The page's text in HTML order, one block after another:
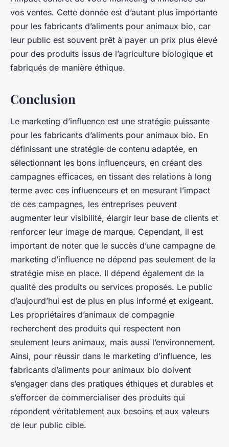
vos ventes. Cette donnée est d’autant plus importante
pour les fabricants d’aliments pour animaux bio, car
leur public est souvent prêt à payer un prix plus élevé
pour des produits issus de l’agriculture biologique et
fabriqués de manière éthique.
Conclusion
Le marketing d’influence est une stratégie puissante
pour les fabricants d’aliments pour animaux bio. En
définissant une stratégie de contenu adaptée, en
sélectionnant les bons influenceurs, en créant des
campagnes efficaces, en tissant des relations à long
terme avec ces influenceurs et en mesurant l’impact
de ces campagnes, les entreprises peuvent
augmenter leur visibilité, élargir leur base de clients et
renforcer leur image de marque. Cependant, il est
important de noter que le succès d’une campagne de
marketing d’influence ne dépend pas seulement de la
stratégie mise en place. Il dépend également de la
qualité des produits ou services proposés. Le public
d’aujourd’hui est de plus en plus informé et exigeant.
Les propriétaires d’animaux de compagnie
recherchent des produits qui respectent non
seulement leurs animaux, mais aussi l’environnement.
Ainsi, pour réussir dans le marketing d’influence, les
fabricants d’aliments pour animaux bio doivent
s’engager dans des pratiques éthiques et durables et
s’efforcer de commercialiser des produits qui
répondent véritablement aux besoins et aux valeurs
de leur public cible.